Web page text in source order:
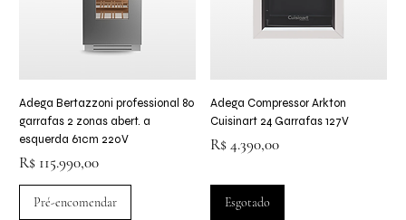
Adega Bertazzoni professional 80
garrafas 2 zonas abert. a
esquerda 61cm 220V
Preço
R$ 115.990,00
Pré-encomendar
Adega Compressor Arkton
Cuisinart 24 Garrafas 127V
Preço
R$ 4.390,00
Esgotado